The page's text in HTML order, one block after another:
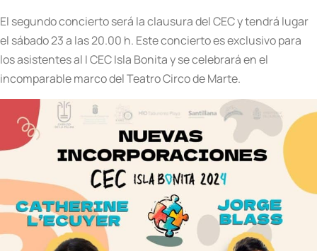
El segundo concierto será la clausura del CEC y tendrá lugar
el sábado 23 a las 20.00 h. Este concierto es exclusivo para
los asistentes al I CEC Isla Bonita y se celebrará en el
incomparable marco del Teatro Circo de Marte.